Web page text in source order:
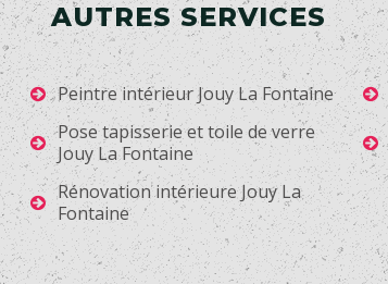
AUTRES SERVICES
Peintre intérieur Jouy La Fontaine
Pose tapisserie et toile de verre
Jouy La Fontaine
Rénovation intérieure Jouy La
Fontaine